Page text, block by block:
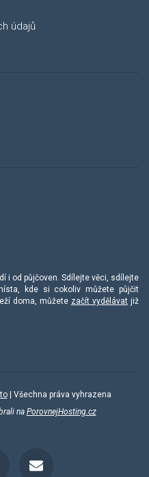
údajů
i od půjčoven. Sdílejte věci, sdílejte
kde si cokoliv můžete půjčit
doma, můžete začít vydělávatjiž
| Všechna práva vyhrazena
na PorovnejHosting.cz